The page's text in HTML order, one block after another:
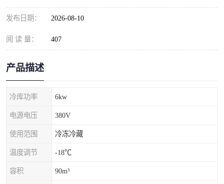
发布日期： 2026-08-10
阅 读 量： 407
产品描述
冷库功率 6kw
电源电压 380V
使用范围 冷冻冷藏
温度调节 -18℃
容积 90m³